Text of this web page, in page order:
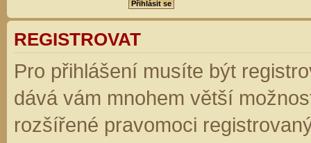
REGISTROVAT
Pro přihlášení musíte být
dává vám mnohem větší
rozšířené pravomoci